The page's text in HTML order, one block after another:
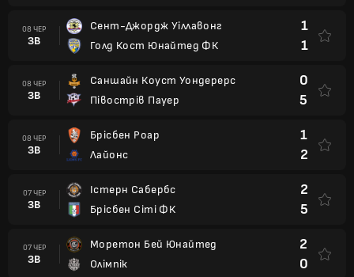
08 ЧЕР
ЗВ
Сент-Джордж Уіллавонг
Голд Кост Юнайтед ФК
1
1
08 ЧЕР
ЗВ
Саншайн Коуст Уондерерс
Півострів Пауер
0
5
08 ЧЕР
ЗВ
Брісбен Роар
Лайонс
1
2
07 ЧЕР
ЗВ
Істерн Сабербс
Брісбен Сіті ФК
2
5
07 ЧЕР
ЗВ
Моретон Бей Юнайтед
Олімпік
2
0